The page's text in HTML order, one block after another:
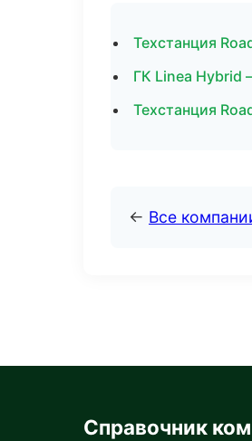
Техстанция
ГК Linea Hybrid
Техстанция
← Все
Справочник